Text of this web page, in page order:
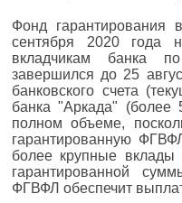
Фонд гарантирования
сентября 2020 года
вкладчикам банка
завершился до 25
банковского счета
банка "Аркада" (более
полном объеме,
гарантированную
более крупные
гарантированной
ФГВФЛ обеспечит